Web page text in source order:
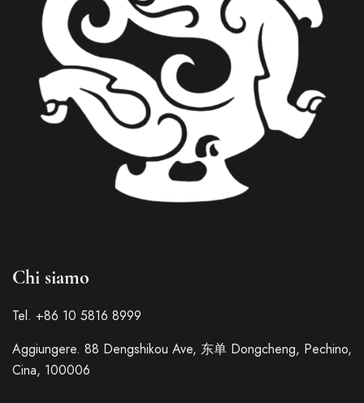
Chi siamo
Tel. +86 10 5816 8999
Aggiungere. 88 Dengshikou Ave, 东单 Dongcheng, Pechino,
Cina, 100006
German